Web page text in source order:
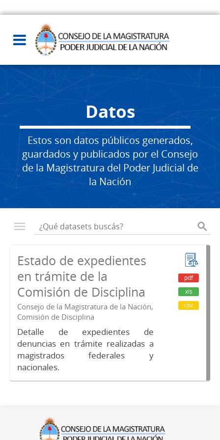
Datos
Estos son datos públicos generados,
guardados y publicados por el Consejo
de la Magistratura del Poder Judicial de
la Nación
Estado de expedientes
en trámite de la
Comisión de Disciplina
Consejo de la Magistratura de la Nación,
Comisión de Disciplina
Detalle de expedientes de
denuncias en trámite realizadas a
magistrados federales y
nacionales.
pdf
xls
csv